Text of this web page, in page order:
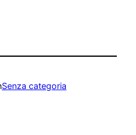
Senza categoria